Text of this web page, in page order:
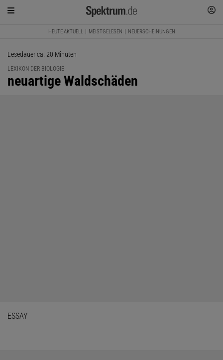
HEUTE AKTUELL MEISTGELESEN NEUERSCHEINUNGEN
Lesedauer ca. 20 Minuten
LEXIKON DER BIOLOGIE
:
neuartige Waldschäden
ESSAY